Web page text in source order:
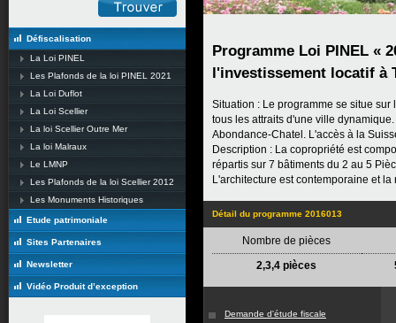
Défiscalisation
La Loi PINEL
Les Plafonds de la loi PINEL 2021
La Loi Duflot
La Loi Scellier
La loi Scellier Outre Mer
La loi Malraux
Le LMNP
Les Plafonds de la loi Scellier 2012
Les Monuments Historiques
Etude patrimoniale
Sites Partenaires
Newsletter
Vidéo Produit d’exception
Programme Loi PINEL «
l'investissement locatif à
Situation : Le programme se situe
tous les attraits d'une ville
Abondance-Chatel. L'accès à la
Description : La copropriété est
répartis sur 7 bâtiments du 2 au 5
L'architecture est contemporaine et
Détail du programme 2016013
Nombre de pièces
2,3,4 pièces
Demande d'étude fiscale